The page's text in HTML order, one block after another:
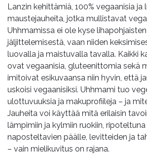
Lanzin kehittämiä, 100% vegaanisia ja
maustejauheita, jotka mullistavat
Uhhmamissa ei ole kyse
jäljittelemisestä, vaan niiden
luovalla ja maistuvalla tavalla. Kaikki
ovat vegaanisia, gluteenittomia sekä
imitoivat esikuvaansa niin hyvin, että
uskoisi vegaanisiksi. Uhhmami tuo
ulottuvuuksia ja makuprofiileja – ja
Jauheita voi käyttää mitä erilaisin
lämpimiin ja kylmiin ruokiin,
naposteltavien päälle, levitteiden ja
– vain mielikuvitus on rajana.